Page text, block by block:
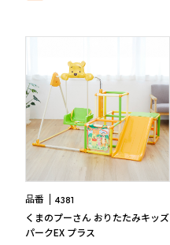
品番 4381
くまのプーさん おりたたみキッズ
パークEX プラス